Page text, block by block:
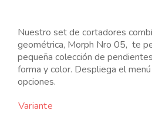
desde
4.00€
hasta
14.00€
Nuestro set de cortadores
geométrica, Morph Nro 05, te
pequeña colección de
forma y color. Despliega el
opciones.
Variante